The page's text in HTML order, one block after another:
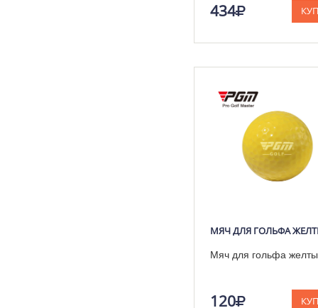
434
МЯЧ ДЛЯ ГОЛЬФА
Мяч для гольфа
120